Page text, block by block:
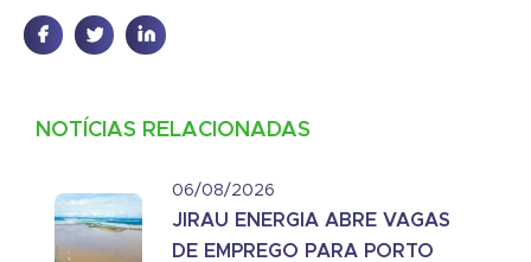
NOTÍCIAS RELACIONADAS
06/08/2026
JIRAU ENERGIA ABRE VAGAS
DE EMPREGO PARA PORTO